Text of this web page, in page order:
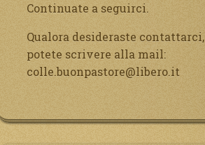
Continuate a seguirci.
Qualora desideraste contattarci,
potete scrivere alla mail:
colle.buonpastore@libero.it